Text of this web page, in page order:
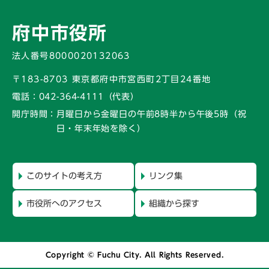
府中市役所
法人番号8000020132063
〒183-8703 東京都府中市宮西町2丁目24番地
電話： 042-364-4111（代表）
開庁時間： 月曜日から金曜日の午前8時半から午後5時 （祝
日・年末年始を除く）
このサイトの考え方 リンク集
市役所へのアクセス 組織から探す
Copyright © Fuchu City. All Rights Reserved.